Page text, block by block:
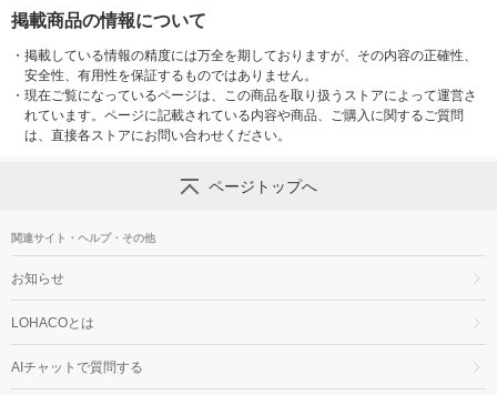
掲載商品の情報について
・ 掲載している情報の精度には万全を期しておりますが、その内容の正確性、
安全性、有用性を保証するものではありません。
・ 現在ご覧になっているページは、この商品を取り扱うストアによって運営さ
れています。ページに記載されている内容や商品、ご購入に関するご質問
は、直接各ストアにお問い合わせください。
ページトップへ
関連サイト・ヘルプ・その他
お知らせ
LOHACOとは
AIチャットで質問する